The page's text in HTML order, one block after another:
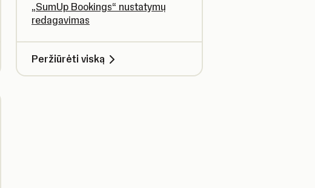
„SumUp Bookings“ nustatymų
redagavimas
Peržiūrėti viską